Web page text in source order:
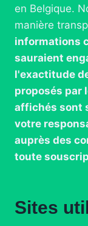
en Belgique.
manière
informations
sauraient
l'exactitude
proposés par
affichés sont
votre
auprès des
toute
Sites